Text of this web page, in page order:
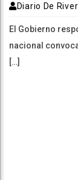
Diario De
El Gobierno
nacional
[…]